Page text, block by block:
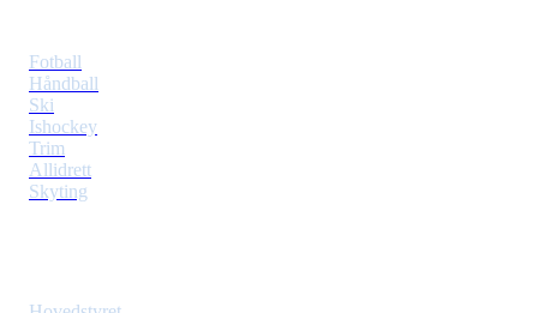
Fotball
Håndball
Ski
Ishockey
Trim
Allidrett
Skyting